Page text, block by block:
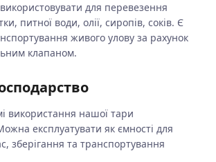
для перевезення
питної води, олії, сиропів, соків. Є
живого улову за рахунок
клапаном.
використання нашої тари
експлуатувати як ємності для
зберігання та транспортування